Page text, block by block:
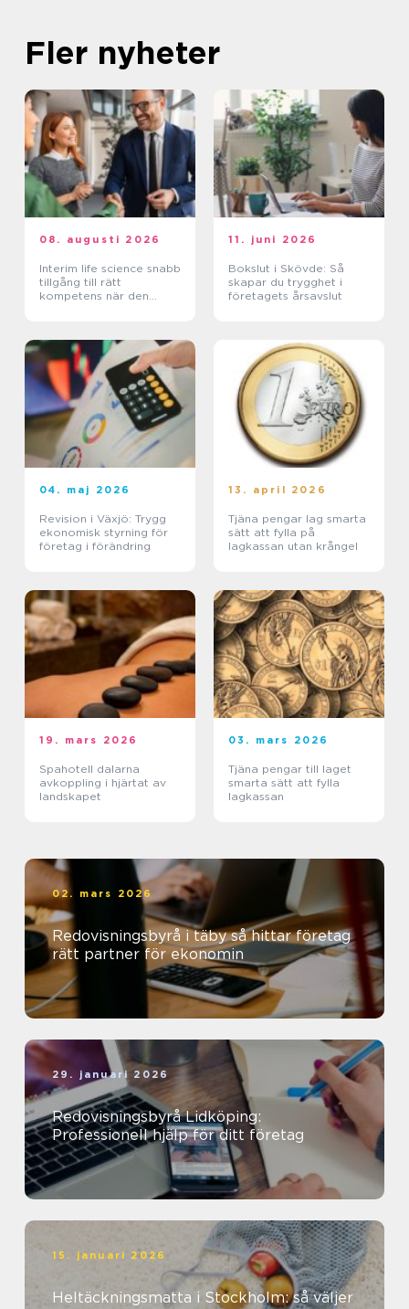
Fler nyheter
08. augusti 2026
Interim life science snabb
tillgång till rätt
kompetens när den
11. juni 2026
Bokslut i Skövde: Så
skapar du trygghet i
företagets årsavslut
04. maj 2026
Revision i Växjö: Trygg
ekonomisk styrning för
företag i förändring
13. april 2026
Tjäna pengar lag smarta
sätt att fylla på
lagkassan utan krångel
19. mars 2026
Spahotell dalarna
avkoppling i hjärtat av
landskapet
03. mars 2026
Tjäna pengar till laget
smarta sätt att fylla
lagkassan
02. mars 2026
Redovisningsbyrå i täby så hittar företag
rätt partner för ekonomin
29. januari 2026
Redovisningsbyrå Lidköping:
Professionell hjälp för ditt företag
15. januari 2026
Heltäckningsmatta i Stockholm: så väljer